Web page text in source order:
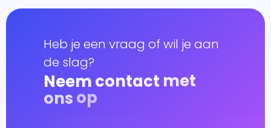
Heb je een vraag of wil je aan
de slag?
Neem contact met
ons op